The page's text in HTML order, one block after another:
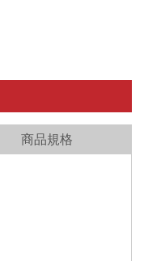
商品規格